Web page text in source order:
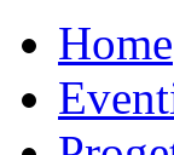
Home